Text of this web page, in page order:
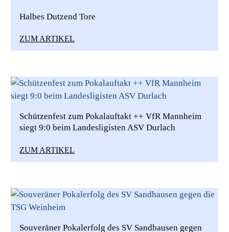
Halbes Dutzend Tore
ZUM ARTIKEL
Schützenfest zum Pokalauftakt ++ VfR Mannheim
siegt 9:0 beim Landesligisten ASV Durlach
ZUM ARTIKEL
Souveräner Pokalerfolg des SV Sandhausen gegen